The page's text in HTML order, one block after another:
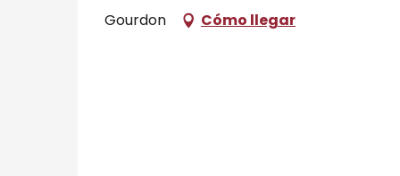
Gourdon Cómo llegar